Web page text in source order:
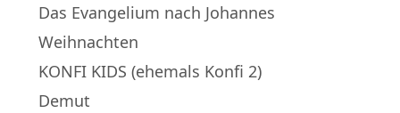
Das Evangelium nach Johannes
Weihnachten
KONFI KIDS (ehemals Konfi 2)
Demut